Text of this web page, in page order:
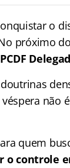
o
próximo
quem
o controle